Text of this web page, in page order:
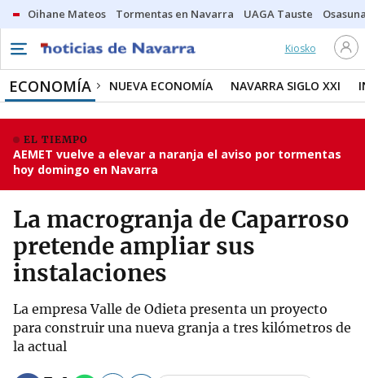
Oihane Mateos Tormentas en Navarra UAGA Tauste
Kiosko
ECONOMÍA NUEVA ECONOMÍA NAVARRA SIGLO XXI
EL TIEMPO
AEMET vuelve a elevar a naranja el aviso por tormentas
hoy domingo en Navarra
La macrogranja de Caparroso
pretende ampliar sus
instalaciones
La empresa Valle de Odieta presenta un proyecto
para construir una nueva granja a tres kilómetros de
la actual